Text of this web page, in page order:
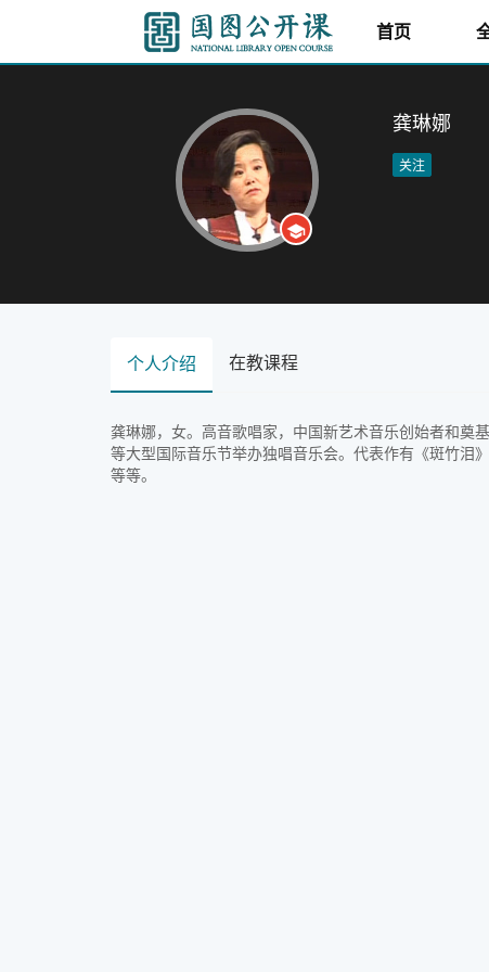
首页
龚琳娜
关注
个人介绍 在教课程
龚琳娜，女。高音歌唱家，中国新艺术音乐创始者和奠
等大型国际音乐节举办独唱音乐会。代表作有《斑竹泪
等等。